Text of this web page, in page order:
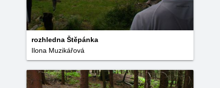
rozhledna Štěpánka
Ilona Muzikářová